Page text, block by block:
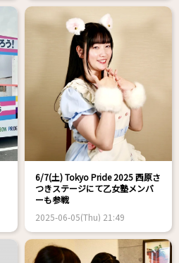
6/7(土) Tokyo Pride 2025 西原さ
つきステージにて乙女塾メンバ
ーも参戦
2025-06-05(Thu) 21:49